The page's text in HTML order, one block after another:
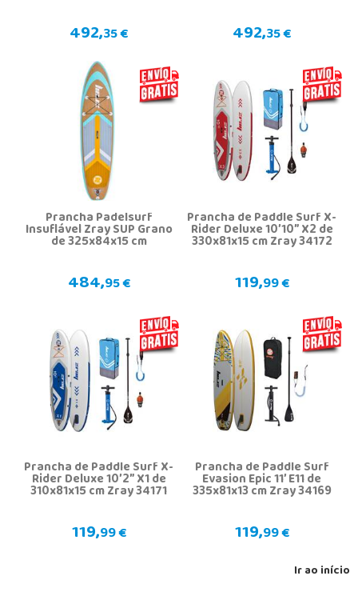
492,35 € 492,35 €
Prancha Padelsurf
Insuflável Zray SUP Grano
de 325x84x15 cm
484,95 €
Prancha de Paddle Surf X-
Rider Deluxe 10’10” X2 de
330x81x15 cm Zray 34172
119,99 €
Prancha de Paddle Surf X-
Rider Deluxe 10’2” X1 de
310x81x15 cm Zray 34171
119,99 €
Prancha de Paddle Surf
Evasion Epic 11’ E11 de
335x81x13 cm Zray 34169
119,99 €
Ir ao início